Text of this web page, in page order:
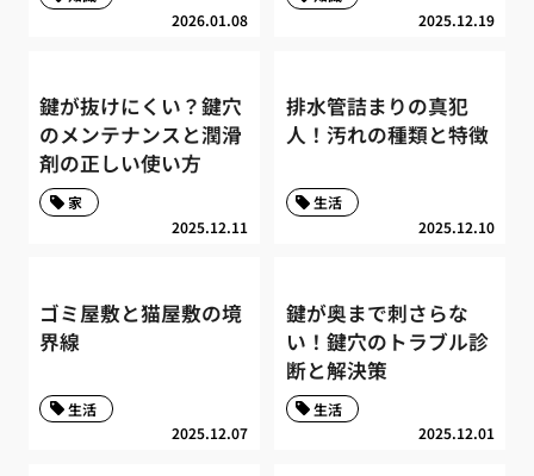
2026.01.08
2025.12.19
鍵が抜けにくい？鍵穴
のメンテナンスと潤滑
剤の正しい使い方
2025.12.11
家
排水管詰まりの真犯
人！汚れの種類と特徴
2025.12.10
生活
ゴミ屋敷と猫屋敷の境
界線
2025.12.07
生活
鍵が奥まで刺さらな
い！鍵穴のトラブル診
断と解決策
2025.12.01
生活